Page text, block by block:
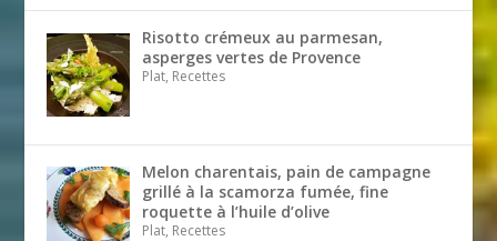
Risotto crémeux au parmesan,
asperges vertes de Provence
Plat, Recettes
Melon charentais, pain de campagne
grillé à la scamorza fumée, fine
roquette à l’huile d’olive
Plat, Recettes